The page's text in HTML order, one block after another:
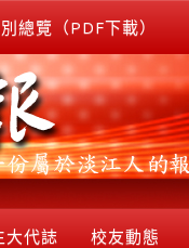
總覽（PDF下載）
大代誌 校友動態